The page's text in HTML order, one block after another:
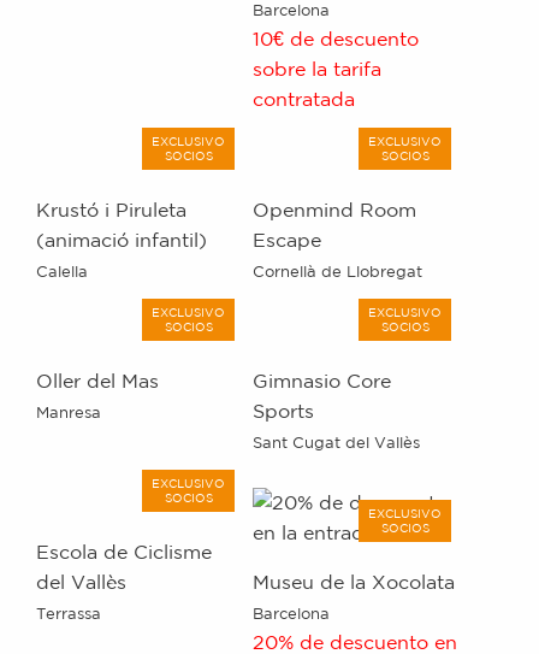
Barcelona
10€ de descuento
sobre la tarifa
contratada
EXCLUSIVO
SOCIOS
Krustó i Piruleta
(animació infantil)
Calella
EXCLUSIVO
SOCIOS
Openmind Room
Escape
Cornellà de Llobregat
EXCLUSIVO
SOCIOS
Oller del Mas
Manresa
EXCLUSIVO
SOCIOS
Gimnasio Core
Sports
Sant Cugat del Vallès
EXCLUSIVO
SOCIOS
Escola de Ciclisme
del Vallès
Terrassa
EXCLUSIVO
SOCIOS
Museu de la Xocolata
Barcelona
20% de descuento en